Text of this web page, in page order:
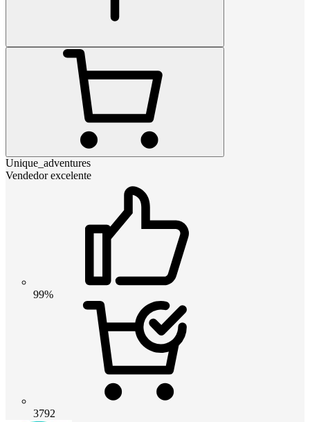
Unique_adventures
Vendedor excelente
99%
3792